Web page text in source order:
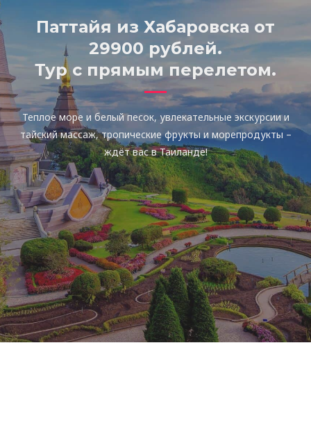
Паттайя из Хабаровска от
29900 рублей.
Тур с прямым перелетом.
Теплое море и белый песок, увлекательные экскурсии и
тайский массаж, тропические фрукты и морепродукты –
ждёт вас в Таиланде!